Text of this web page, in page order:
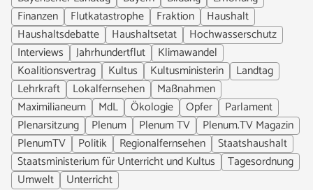
Finanzen
Flutkatastrophe Fraktion
Haushalt
Haushaltsdebatte
Haushaltsetat
Hochwasserschutz
Interviews
Jahrhundertflut
Klimawandel
Koalitionsvertrag
Kultus Kultusministerin
Landtag
Lehrkraft
Lokalfernsehen
Maßnahmen
Maximilianeum
MdL Ökologie Opfer
Parlament
Plenarsitzung
Plenum Plenum TV
Plenum.TV Magazin
PlenumTV
Politik Regionalfernsehen
Staatshaushalt
Staatsministerium für Unterricht und Kultus
Tagesordnung
Umwelt
Unterricht